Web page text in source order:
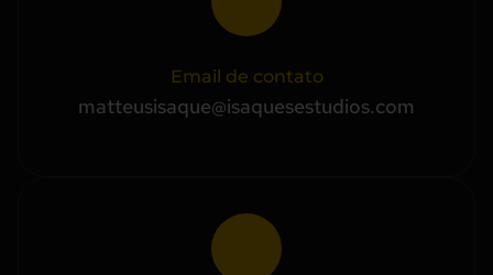
Email de contato
matteusisaque@isaquesestudios.com